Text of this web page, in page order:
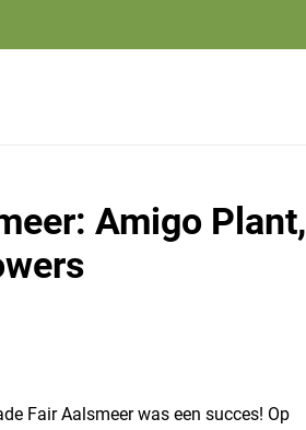
Amigo Plant,
Fair Aalsmeer was een succes! Op